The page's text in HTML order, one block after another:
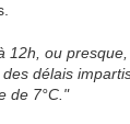
12h, ou
délais
de 7°C."